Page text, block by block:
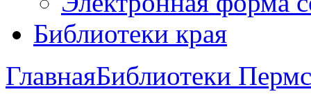
Библиотеки края
ГлавнаяБиблиотеки